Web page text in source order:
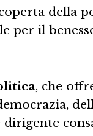
della
per il
, che